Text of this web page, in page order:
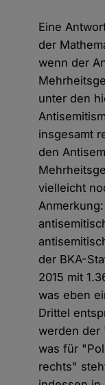
Eine
der
wenn der
unter den
insgesamt
den
vielleicht
der BKA-
2015 mit
was eben
Drittel
werden der
was für
rechts"